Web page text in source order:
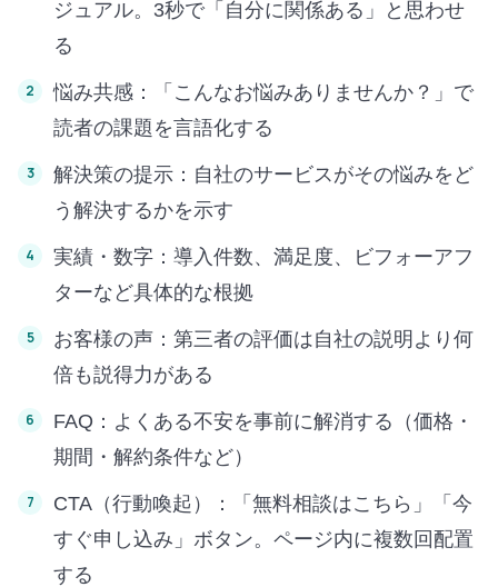
ジュアル。3秒で「自分に関係ある」と思わせ
る
悩み共感：「こんなお悩みありませんか？」で
読者の課題を言語化する
解決策の提示：自社のサービスがその悩みをど
う解決するかを示す
実績・数字：導入件数、満足度、ビフォーアフ
ターなど具体的な根拠
お客様の声：第三者の評価は自社の説明より何
倍も説得力がある
FAQ：よくある不安を事前に解消する（価格・
期間・解約条件など）
CTA（行動喚起）：「無料相談はこちら」「今
すぐ申し込み」ボタン。ページ内に複数回配置
する